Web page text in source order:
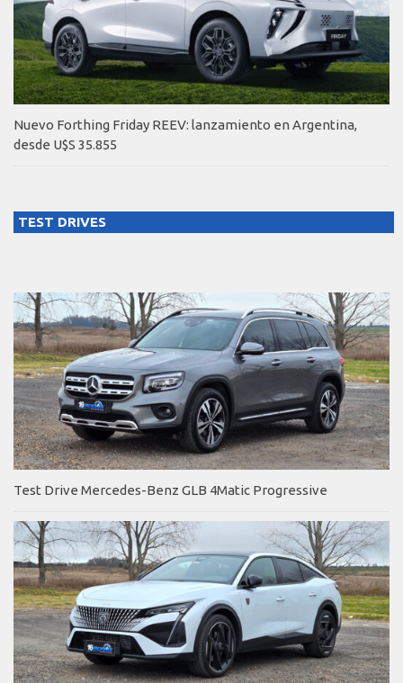
Nuevo Forthing Friday REEV: lanzamiento en Argentina,
desde U$S 35.855
TEST DRIVES
Test Drive Mercedes-Benz GLB 4Matic Progressive